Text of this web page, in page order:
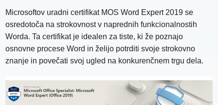
Microsoftov uradni certifikat MOS Word Expert 2019 se
osredotoča na strokovnost v naprednih funkcionalnostih
Worda. Ta certifikat je idealen za tiste, ki že poznajo
osnovne procese Word in želijo potrditi svoje strokovno
znanje in povečati svoj ugled na konkurenčnem trgu dela.